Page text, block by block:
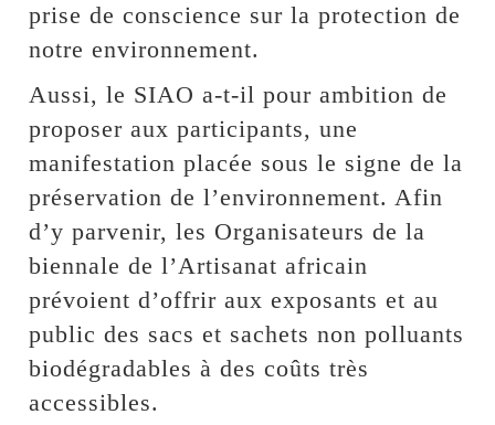
prise de conscience sur la protection de
notre environnement.
Aussi, le SIAO a-t-il pour ambition de
proposer aux participants, une
manifestation placée sous le signe de la
préservation de l’environnement. Afin
d’y parvenir, les Organisateurs de la
biennale de l’Artisanat africain
prévoient d’offrir aux exposants et au
public des sacs et sachets non polluants
biodégradables à des coûts très
accessibles.